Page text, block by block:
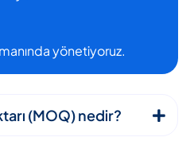
yönetiyoruz.
(MOQ) nedir?